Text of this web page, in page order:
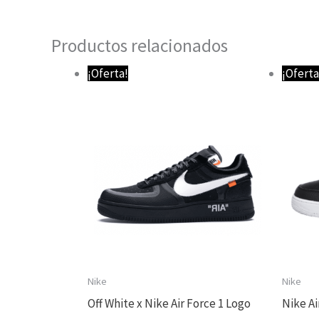
Productos relacionados
¡Oferta!
Nike
Off White x Nike Air Force 1 Logo
El
precio
Nike
Nike